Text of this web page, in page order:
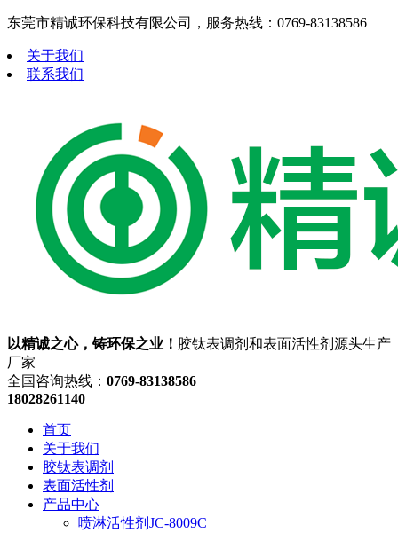
东莞市精诚环保科技有限公司，服务热线：0769-83138586
关于我们
联系我们
以精诚之心，铸环保之业！ 胶钛表调剂和表面活性剂源头生产
厂家
全国咨询热线： 0769-83138586
18028261140
首页
关于我们
胶钛表调剂
表面活性剂
产品中心
喷淋活性剂JC-8009C